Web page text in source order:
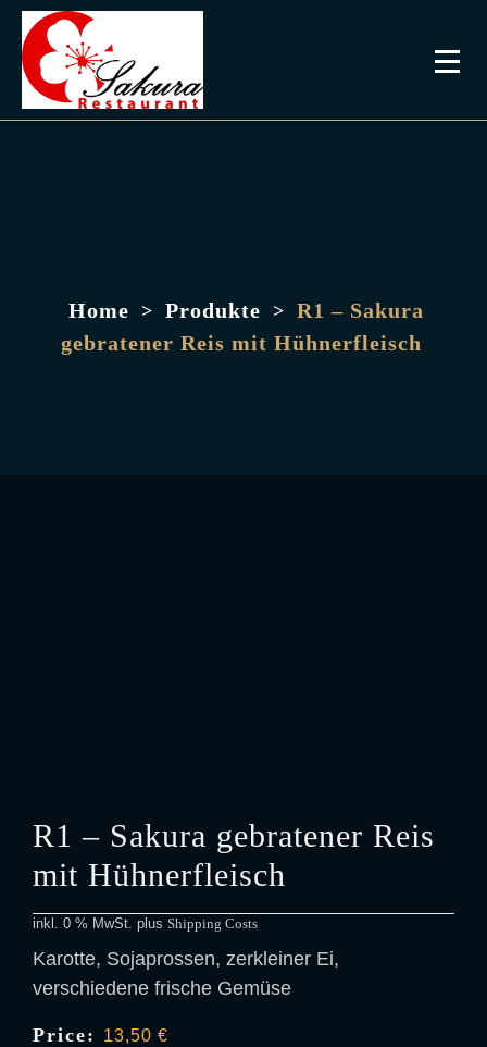
Home > Produkte > R1 – Sakura
gebratener Reis mit Hühnerfleisch
R1 – Sakura gebratener Reis
mit Hühnerfleisch
inkl. 0 % MwSt. plus Shipping Costs
Karotte, Sojaprossen, zerkleiner Ei,
verschiedene frische Gemüse
Price: 13,50 €